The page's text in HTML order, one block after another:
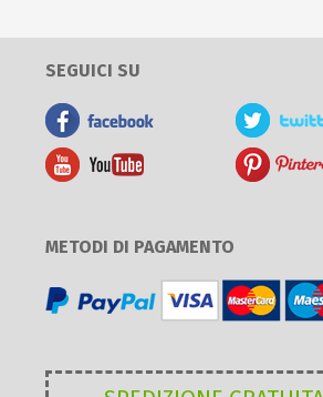
SEGUICI SU
METODI DI PAGAMENTO